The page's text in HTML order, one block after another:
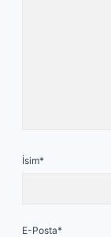
İsim*
E-Posta*